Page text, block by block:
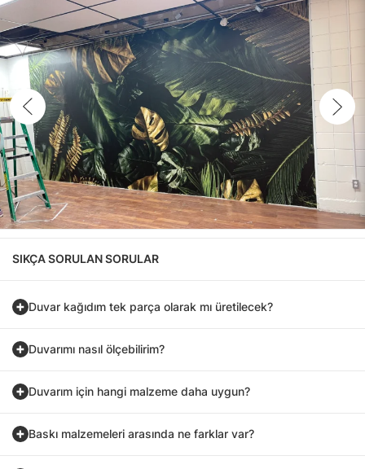
SIKÇA SORULAN SORULAR
Duvar kağıdım tek parça olarak mı üretilecek?
Duvarımı nasıl ölçebilirim?
Duvarım için hangi malzeme daha uygun?
Baskı malzemeleri arasında ne farklar var?